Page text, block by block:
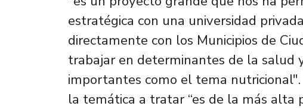
estratégica con una universidad
directamente con los Municipios de
trabajar en determinantes de la salud
importantes como el tema
la temática a tratar “es de la más alta